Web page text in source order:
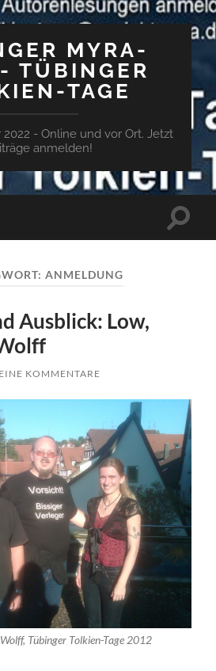
MYRA-
TÜBINGER
TAGE
2022 - Online und vor Ort. Jetzt
anmelden!
ANMELDUNG
Ausblick: Low,
KOMMENTARE
Tübinger Tolkien-Tage 2012